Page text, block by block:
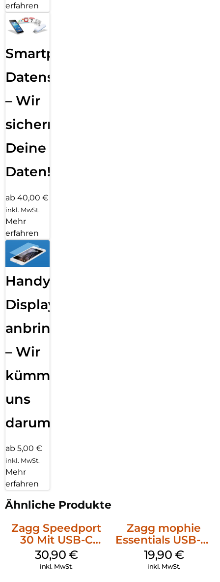
erfahren
Smartphone
Datensicherung
– Wir
sichern
Deine
Daten!
ab 40,00 €
inkl. MwSt.
Mehr
erfahren
Handy
Displayfolie
anbringen
– Wir
kümmern
uns
darum!
ab 5,00 €
inkl. MwSt.
Mehr
erfahren
Ähnliche Produkte
Zagg Speedport
30 Mit USB-C
Kabel Weiß
30,90 €
inkl. MwSt.
Zagg mophie
Essentials USB-C-
20W Charger PD
Weiß
19,90 €
inkl. MwSt.